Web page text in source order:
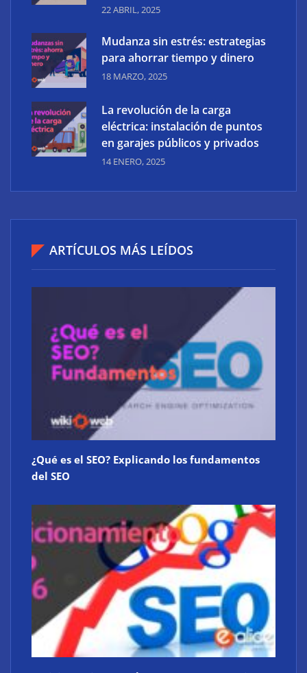
22 ABRIL, 2025
Mudanza sin estrés: estrategias
para ahorrar tiempo y dinero
18 MARZO, 2025
La revolución de la carga
eléctrica: instalación de puntos
en garajes públicos y privados
14 ENERO, 2025
ARTÍCULOS MÁS LEÍDOS
¿Qué es el SEO? Explicando los fundamentos
del SEO